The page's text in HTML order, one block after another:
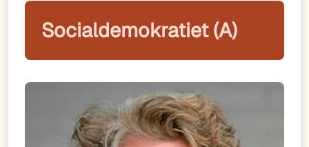
Socialdemokratiet (A)